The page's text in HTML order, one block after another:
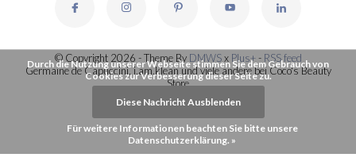
© Copyright 2026 - Theme By DMWSx Plus+- RSS feed
Germaine de Capuccini, i.am.klean und viele andere bei Coco's Beauty
Store
Durch die Nutzung unserer Webseite stimmen Sie dem Gebrauch von
Cookies zur Verbesserung dieser Seite zu.
Diese Nachricht Ausblenden
Für weitere Informationen beachten Sie bitte unsere
Datenschutzerklärung. »